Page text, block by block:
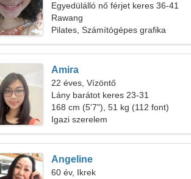
Egyedülálló nő férjet keres 36-41
Rawang
Pilates, Számítógépes grafika
Amira
22 éves, Vízöntő
Lány barátot keres 23-31
168 cm (5'7"), 51 kg (112 font)
Igazi szerelem
Angeline
60 év, Ikrek